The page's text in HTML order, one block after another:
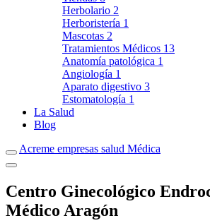
Herbolario 2
Herboristería 1
Mascotas 2
Tratamientos Médicos 13
Anatomía patológica 1
Angiología 1
Aparato digestivo 3
Estomatología 1
La Salud
Blog
Acreme empresas salud Médica
Centro Ginecológico
Médico Aragón